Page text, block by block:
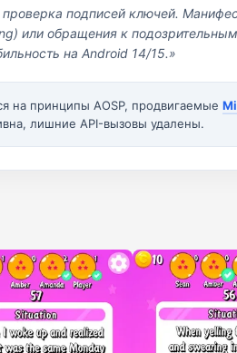
проверка подписей ключей.
или обращения к
на Android 14/15.»
на принципы AOSP, продвигаемые
лишние API-вызовы удалены.